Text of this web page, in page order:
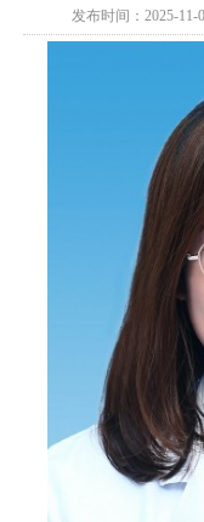
发布时间：2025-11-